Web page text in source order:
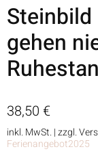
Steinbild
gehen
38,50 €Preis
inkl. MwSt. |zzgl.
Ferienangebot2025